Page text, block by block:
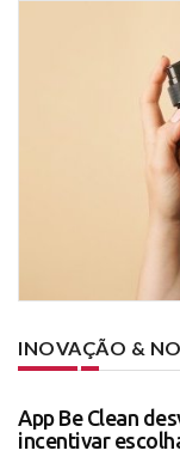
INOVAÇÃO &
App Be Clean
incentivar